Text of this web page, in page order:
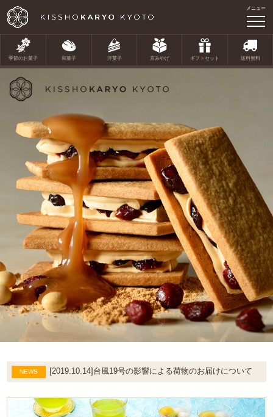
[2019.10.14]台風19号の影響による荷物のお届けについて